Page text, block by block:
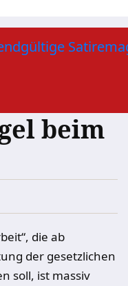
beim
die ab
der gesetzlichen
soll, ist massiv